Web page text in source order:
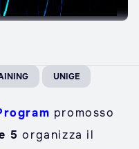
UNIGE
promosso
5 organizza il